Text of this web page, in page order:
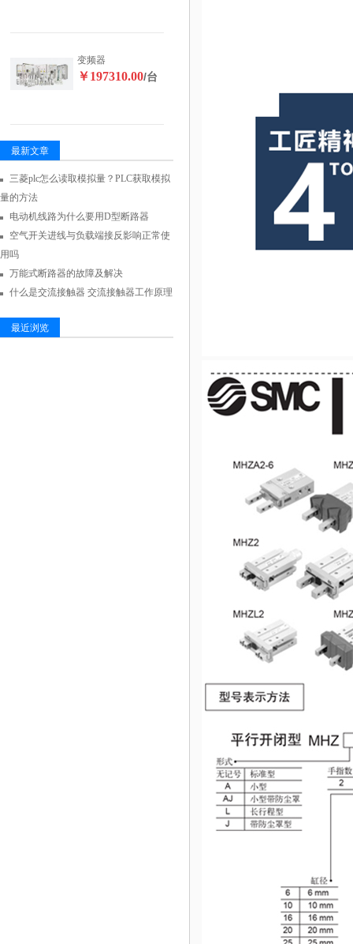
变频器
￥197310.00/台
最新文章
三菱plc怎么读取模拟量？PLC获取模拟
量的方法
电动机线路为什么要用D型断路器
空气开关进线与负载端接反影响正常使
用吗
万能式断路器的故障及解决
什么是交流接触器 交流接触器工作原理
最近浏览